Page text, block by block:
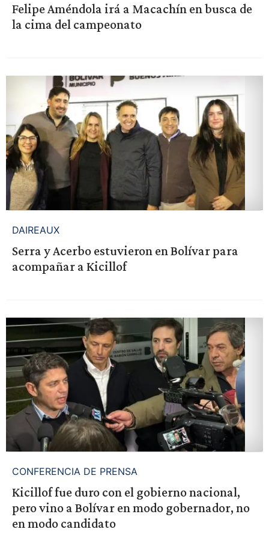
Felipe Améndola irá a Macachín en busca de
la cima del campeonato
DAIREAUX
Serra y Acerbo estuvieron en Bolívar para
acompañar a Kicillof
CONFERENCIA DE PRENSA
Kicillof fue duro con el gobierno nacional,
pero vino a Bolívar en modo gobernador, no
en modo candidato